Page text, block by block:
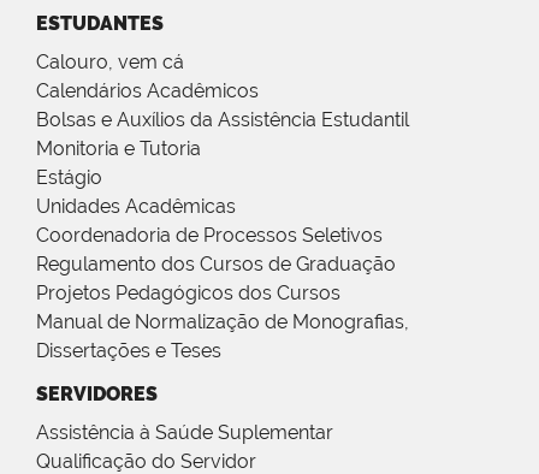
ESTUDANTES
Calouro, vem cá
Calendários Acadêmicos
Bolsas e Auxílios da Assistência Estudantil
Monitoria e Tutoria
Estágio
Unidades Acadêmicas
Coordenadoria de Processos Seletivos
Regulamento dos Cursos de Graduação
Projetos Pedagógicos dos Cursos
Manual de Normalização de Monografias,
Dissertações e Teses
SERVIDORES
Assistência à Saúde Suplementar
Qualificação do Servidor